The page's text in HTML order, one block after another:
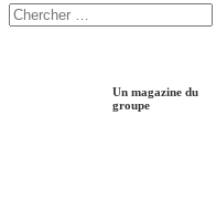
Search
for:
Un magazine du
groupe